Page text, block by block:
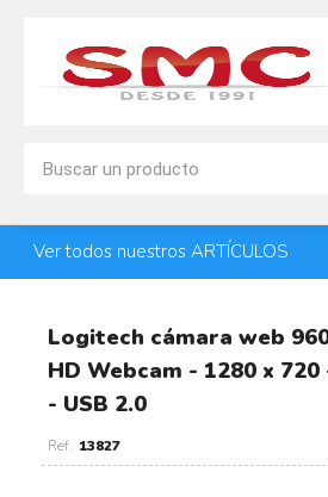
Ver todos nuestros ARTÍCULOS
Logitech cámara web
HD Webcam - 1280 x
- USB 2.0
13827